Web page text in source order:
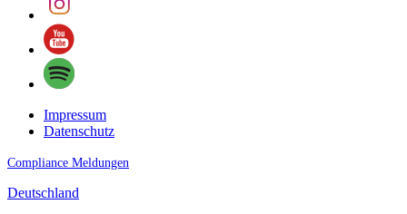
Impressum
Datenschutz
Compliance Meldungen
Deutschland